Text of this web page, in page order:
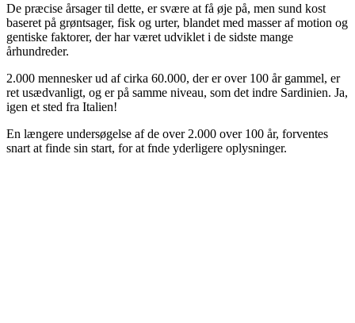
De præcise årsager til dette, er svære at få øje på, men sund kost
baseret på grøntsager, fisk og urter, blandet med masser af motion og
gentiske faktorer, der har været udviklet i de sidste mange
århundreder.
2.000 mennesker ud af cirka 60.000, der er over 100 år gammel, er
ret usædvanligt, og er på samme niveau, som det indre Sardinien. Ja,
igen et sted fra Italien!
En længere undersøgelse af de over 2.000 over 100 år, forventes
snart at finde sin start, for at fnde yderligere oplysninger.